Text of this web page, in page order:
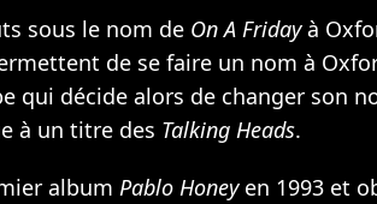
sous le nom de On A Fridayà
de se faire un nom à
qui décide alors de changer son
à un titre des Talking Heads.
album Pablo Honeyen 1993 et